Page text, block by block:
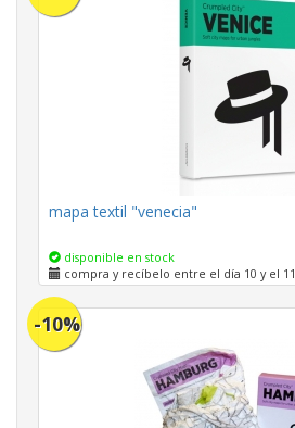
mapa textil "venecia"
disponible en stock
compra y recíbelo entre el día 10 y el 11
-10%